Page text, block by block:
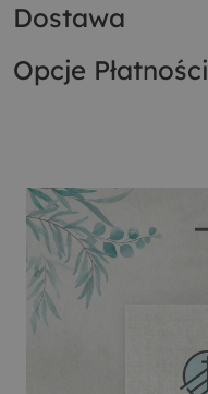
Dostawa
Opcje Płatności